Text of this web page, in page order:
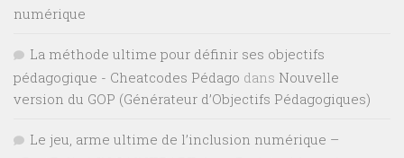
numérique
La méthode ultime pour définir ses objectifs
pédagogique - Cheatcodes Pédago dans Nouvelle
version du GOP (Générateur d’Objectifs Pédagogiques)
Le jeu, arme ultime de l’inclusion numérique –